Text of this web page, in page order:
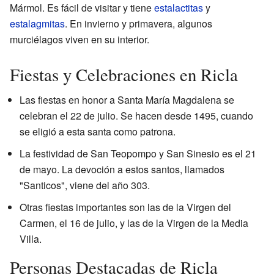
Mármol. Es fácil de visitar y tieneestalactitasy
estalagmitas. En invierno y primavera, algunos
murciélagos viven en su interior.
Fiestas y Celebraciones en Ricla
Las fiestas en honor a Santa María Magdalena se
celebran el 22 de julio. Se hacen desde 1495, cuando
se eligió a esta santa como patrona.
La festividad de San Teopompo y San Sinesio es el 21
de mayo. La devoción a estos santos, llamados
"Santicos", viene del año 303.
Otras fiestas importantes son las de la Virgen del
Carmen, el 16 de julio, y las de la Virgen de la Media
Villa.
Personas Destacadas de Ricla